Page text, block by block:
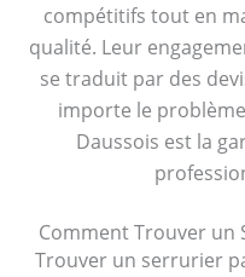
compétitifs tout en
qualité. Leur
se traduit par des
importe le
Daussois est la
Comment Trouver un
Trouver un serrurier